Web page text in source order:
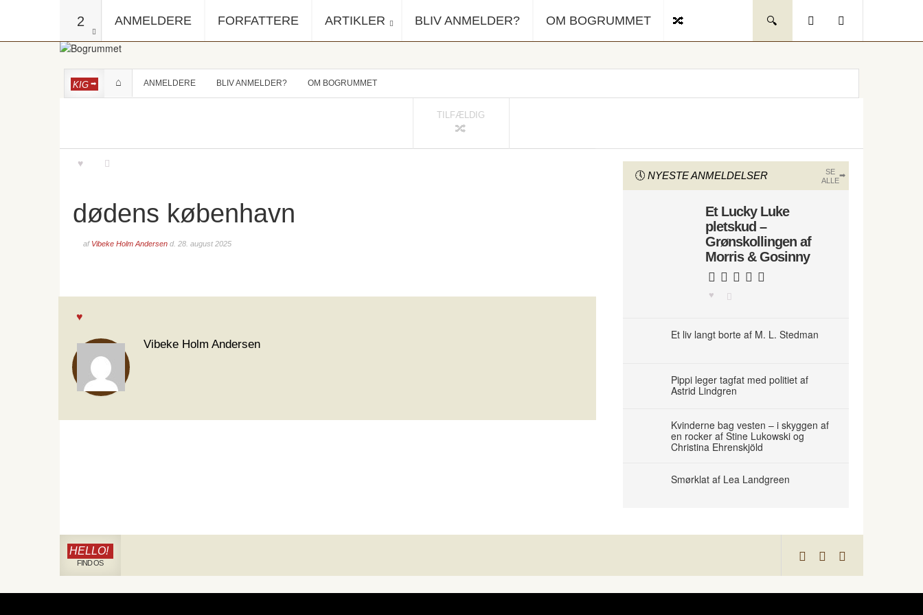
2 ANMELDERE FORFATTERE ARTIKLER BLIV ANMELDER? OM BOGRUMMET
KIG ANMELDERE BLIV ANMELDER? OM BOGRUMMET
TILFÆLDIG
dødens københavn
af Vibeke Holm Andersen d. 28. august 2025
Vibeke Holm Andersen
NYESTE ANMELDELSER
SE
ALLE
Et Lucky Luke
pletskud –
Grønskollingen af
Morris & Gosinny
Et liv langt borte af M. L. Stedman
Pippi leger tagfat med politiet af
Astrid Lindgren
Kvinderne bag vesten – i skyggen af
en rocker af Stine Lukowski og
Christina Ehrenskjöld
Smørklat af Lea Landgreen
HELLO!
FIND OS